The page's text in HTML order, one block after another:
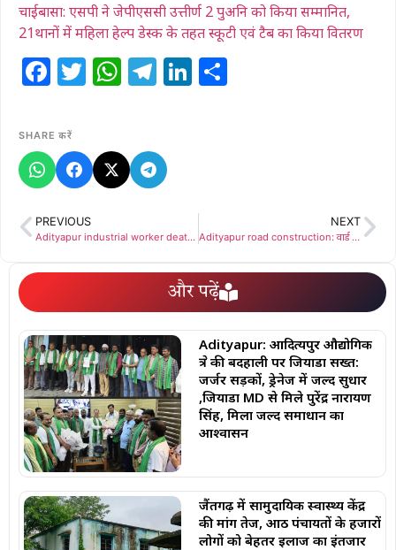
चाईबासा: एसपी ने जेपीएससी उत्तीर्ण 2 पुअनि को किया सम्मानित,
21थानों में महिला हेल्प डेस्क के तहत स्कूटी एवं टैब का किया वितरण
Facebook
Twitter
WhatsApp
Telegram
LinkedIn
SHARE करें
PREVIOUS
Adityapur industrial worker death: सिद्धार्थ फोर्ज मजदूर मौत: झामुमो नेताओं की मौजूदगी में समझौते से खत्म हुआ प्रदर्शन, 5.5 लाख का मुआवजा तय
NEXT
Adityapur road construction: वार्ड 18 में निवर्तमान पार्षद रंजन सिंह का आंदोलन हुआ सफल, 80 लाख की सड़क योजना का शुभारंभ, लोगों में खुशी
और पढ़ें
Adityapur: आदित्यपुर औद्योगिक
क्षेत्र की बदहाली पर जियाडा सख्त:
जर्जर सड़कों, ड्रेनेज में जल्द सुधार
,जियाडा MD से मिले पुरेंद्र नारायण
सिंह, मिला जल्द समाधान का
आश्वासन
जैंतगढ़ में सामुदायिक स्वास्थ्य केंद्र
की मांग तेज, आठ पंचायतों के हजारों
लोगों को बेहतर इलाज का इंतजार